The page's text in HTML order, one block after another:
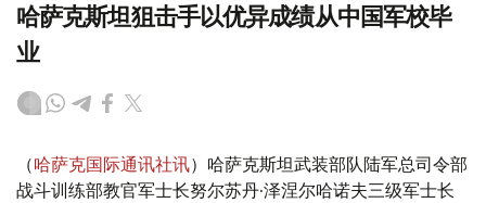
哈萨克斯坦狙击手以优异成绩从中国军校毕
业
（哈萨克国际通讯社讯）哈萨克斯坦武装部队陆军总司令部
战斗训练部教官军士长努尔苏丹·泽涅尔哈诺夫三级军士长